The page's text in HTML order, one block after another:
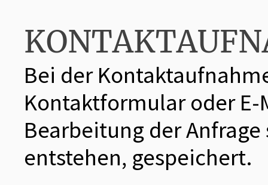
Bei der
Kontaktformular oder E-
Bearbeitung der
entstehen, gespeichert.